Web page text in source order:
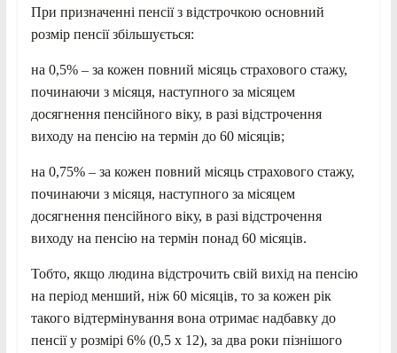
При призначенні пенсії з відстрочкою основний
розмір пенсії збільшується:
на 0,5% – за кожен повний місяць страхового стажу,
починаючи з місяця, наступного за місяцем
досягнення пенсійного віку, в разі відстрочення
виходу на пенсію на термін до 60 місяців;
на 0,75% – за кожен повний місяць страхового стажу,
починаючи з місяця, наступного за місяцем
досягнення пенсійного віку, в разі відстрочення
виходу на пенсію на термін понад 60 місяців.
Тобто, якщо людина відстрочить свій вихід на пенсію
на період менший, ніж 60 місяців, то за кожен рік
такого відтермінування вона отримає надбавку до
пенсії у розмірі 6% (0,5 х 12), за два роки пізнішого